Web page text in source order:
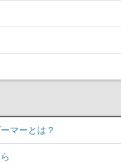
マーとは？